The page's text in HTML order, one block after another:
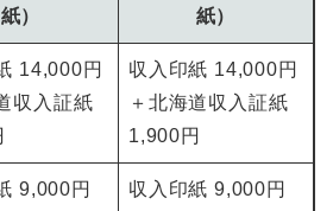
紙）
紙）
14,000円
収入証紙
収入印紙 14,000円
＋北海道収入証紙
1,900円
9,000円
収入印紙 9,000円